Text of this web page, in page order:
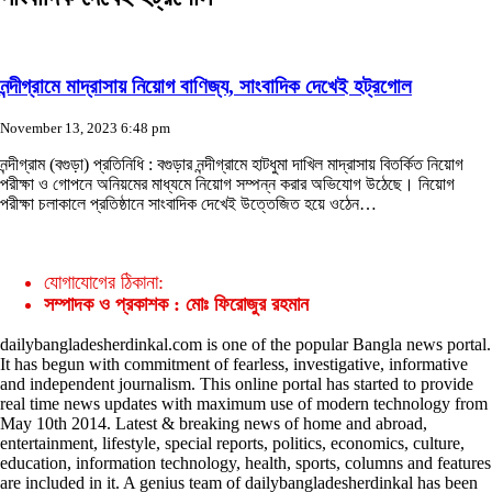
নন্দীগ্রামে মাদ্রাসায় নিয়োগ বাণিজ্য, সাংবাদিক দেখেই হট্রগোল
November 13, 2023 6:48 pm
নন্দীগ্রাম (বগুড়া) প্রতিনিধি : বগুড়ার নন্দীগ্রামে হাটধুমা দাখিল মাদ্রাসায় বিতর্কিত নিয়োগ
পরীক্ষা ও গোপনে অনিয়মের মাধ্যমে নিয়োগ সম্পন্ন করার অভিযোগ উঠেছে। নিয়োগ
পরীক্ষা চলাকালে প্রতিষ্ঠানে সাংবাদিক দেখেই উত্তেজিত হয়ে ওঠেন…
যোগাযোগের ঠিকানা:
সম্পাদক ও প্রকাশক : মোঃ ফিরোজুর রহমান
dailybangladesherdinkal.com is one of the popular Bangla news portal.
It has begun with commitment of fearless, investigative, informative
and independent journalism. This online portal has started to provide
real time news updates with maximum use of modern technology from
May 10th 2014. Latest & breaking news of home and abroad,
entertainment, lifestyle, special reports, politics, economics, culture,
education, information technology, health, sports, columns and features
are included in it. A genius team of dailybangladesherdinkal has been